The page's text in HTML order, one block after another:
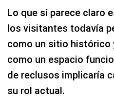
Lo que sí parece claro
los visitantes todavía
como un sitio histórico
como un espacio
de reclusos implicaría
su rol actual.